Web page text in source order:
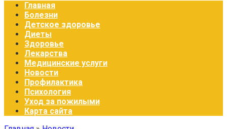
Главная
Болезни
Детское здоровье
Диеты
Здоровье
Лекарства
Медицинские услуги
Новости
Профилактика
Психология
Уход за пожилыми
Карта сайта